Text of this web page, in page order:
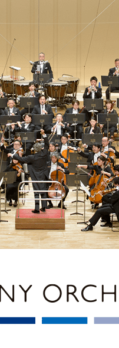
Tokyo
ケジュールやチケット購入方法